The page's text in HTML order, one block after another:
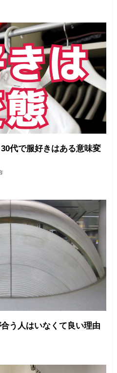
代で服好きはある意味変
う人はいなくて良い理由